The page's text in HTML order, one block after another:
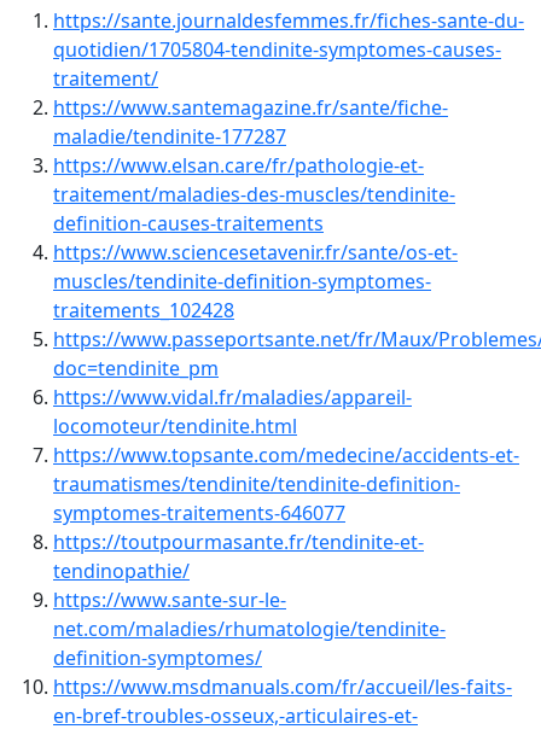
https://sante.journaldesfemmes.fr/fiches-sante-du-
quotidien/1705804-tendinite-symptomes-causes-
traitement/
https://www.santemagazine.fr/sante/fiche-
maladie/tendinite-177287
https://www.elsan.care/fr/pathologie-et-
traitement/maladies-des-muscles/tendinite-
definition-causes-traitements
https://www.sciencesetavenir.fr/sante/os-et-
muscles/tendinite-definition-symptomes-
traitements_102428
https://www.passeportsante.net/fr/Maux/
doc=tendinite_pm
https://www.vidal.fr/maladies/appareil-
locomoteur/tendinite.html
https://www.topsante.com/medecine/accidents-et-
traumatismes/tendinite/tendinite-definition-
symptomes-traitements-646077
https://toutpourmasante.fr/tendinite-et-
tendinopathie/
https://www.sante-sur-le-
net.com/maladies/rhumatologie/tendinite-
definition-symptomes/
https://www.msdmanuals.com/fr/accueil/les-faits-
en-bref-troubles-osseux,-articulaires-et-